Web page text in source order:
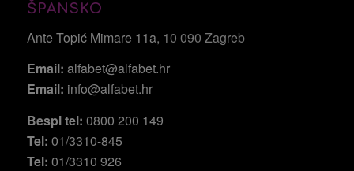
ŠPANSKO
Ante Topić Mimare 11a, 10 090 Zagreb
Email: alfabet@alfabet.hr
Email: info@alfabet.hr
Bespl tel: 0800 200 149
Tel: 01/3310-845
Tel: 01/3310 926